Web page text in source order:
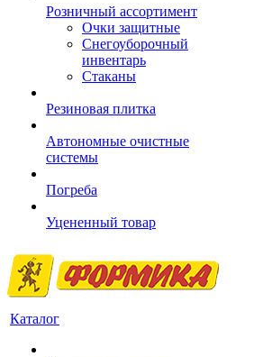
Розничный ассортимент
Очки защитные
Снегоуборочный
инвентарь
Стаканы
Резиновая плитка
Автономные очистные
системы
Погреба
Уцененный товар
Каталог